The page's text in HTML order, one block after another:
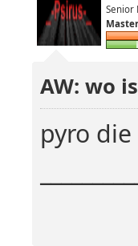
Senior
AW: wo
pyro